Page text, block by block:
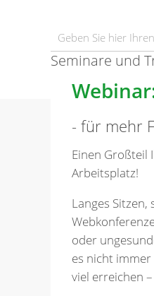
Seminare und
- für mehr
Einen Großteil
Arbeitsplatz!
Langes
oder
es nicht
viel erreichen